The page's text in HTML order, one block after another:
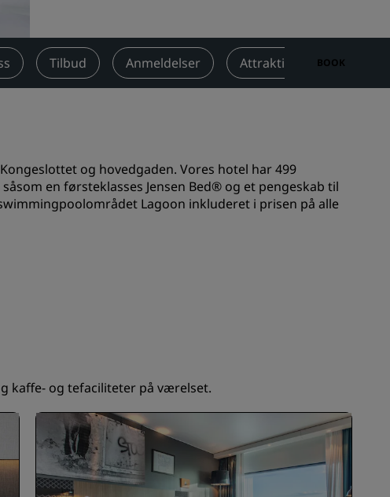
Forretningsrejsende
Centrum-hoteller
Besøg vores blog
Fordele
Sådan bruger du point
Tilbud Anmeldelser Attraktioner i nærheden
BOOK
og hovedgaden. Vores hotel har 499
en førsteklasses Jensen Bed® og et pengeskab til
Lagoon inkluderet i prisen på alle
kaffe- og tefaciliteter på værelset.